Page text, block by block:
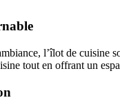
l’îlot de
tout en offrant un